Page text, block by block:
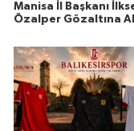
Manisa İl Başkanı
Özalper Gözaltına